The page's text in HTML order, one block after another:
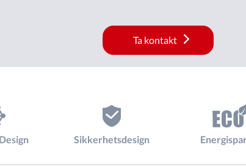
Ta kontakt
Sikkerhetsdesign